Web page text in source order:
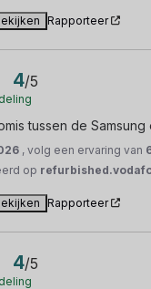
Rapporteer
4/5
tussen de Samsung
, volg een ervaring van
op
Rapporteer
4/5